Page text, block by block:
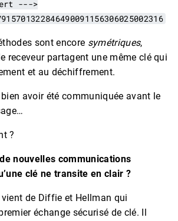
--->
sont encore symétriques,
receveur partagent une même clé qui
et au déchiffrement.
avoir été communiquée avant le
?
nouvelles communications
clé ne transite en clair ?
de Diffie et Hellman qui
échange sécurisé de clé. Il